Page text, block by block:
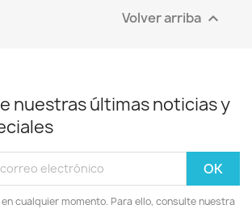
Volver arriba 
nuestras últimas noticias y
cualquier momento. Para ello, consulte nuestra